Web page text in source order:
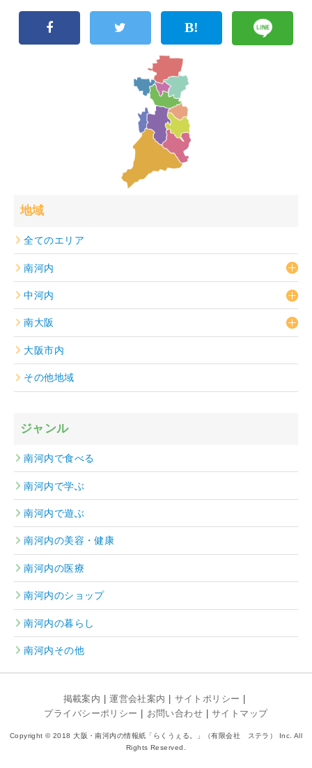
地域
全てのエリア
南河内
中河内
南大阪
大阪市内
その他地域
ジャンル
南河内で食べる
南河内で学ぶ
南河内で遊ぶ
南河内の美容・健康
南河内の医療
南河内のショップ
南河内の暮らし
南河内その他
掲載案内 運営会社案内
サイトポリシー
プライバシーポリシー
お問い合わせ サイトマップ
Copyright © 2018 大阪・南河内の情報紙「らくうぇる。」（有限会社 ステラ） Inc. All
Rights Reserved.